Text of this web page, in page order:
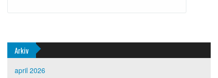
Arkiv
april 2026